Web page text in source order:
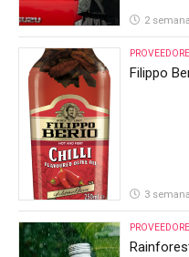
2
Filippo
3